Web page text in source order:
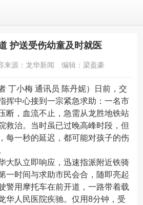
护送受伤幼童及时就医
来源：龙华新闻 编辑：梁盈豪
丁小梅 通讯员 陈丹妮）日前，交
挥中心接到一宗紧急求助：一名市
断，血流不止，急需从龙胜地铁站
救治。当时虽已过晚高峰时段，但
每一秒的延迟，都可能对孩子的伤
大队立即响应，迅速指派附近铁骑
一时间与求助市民会合，随即亮起
警用摩托车在前开道，一路带着载
华人民医院疾驰。仅用8分钟，受